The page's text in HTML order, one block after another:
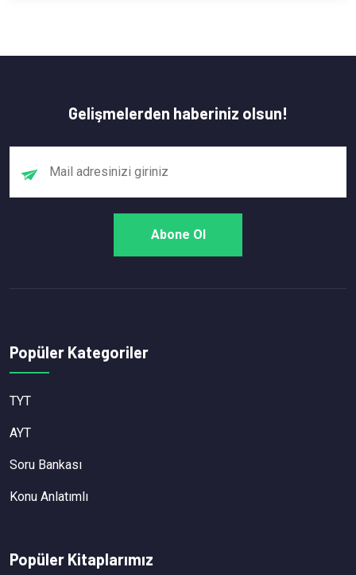
Gelişmelerden haberiniz olsun!
Popüler Kategoriler
TYT
AYT
Soru Bankası
Konu Anlatımlı
Popüler Kitaplarımız